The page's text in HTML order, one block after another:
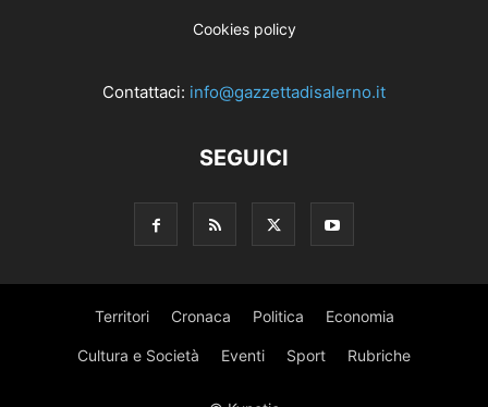
Cookies policy
Contattaci: info@gazzettadisalerno.it
SEGUICI
Territori Cronaca Politica Economia
Cultura e Società Eventi Sport Rubriche